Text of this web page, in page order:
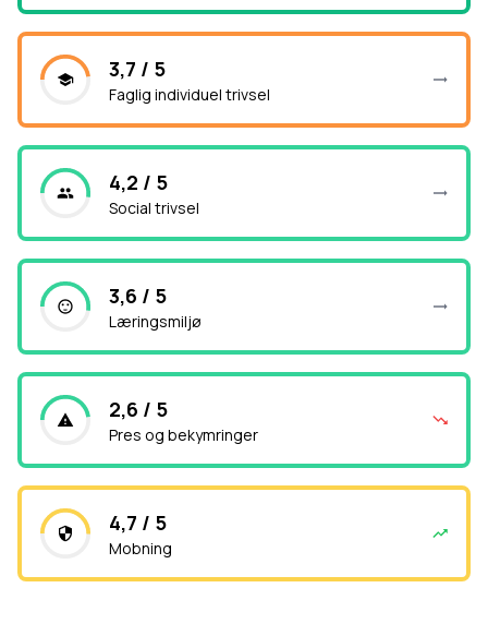
3,7 / 5
Faglig individuel trivsel
4,2 / 5
Social trivsel
3,6 / 5
Læringsmiljø
2,6 / 5
Pres og bekymringer
4,7 / 5
Mobning